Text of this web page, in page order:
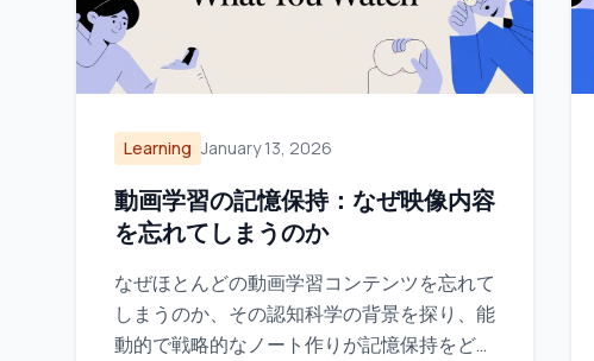
Learning January 13, 2026
動画学習の記憶保持：なぜ映像内容
を忘れてしまうのか
なぜほとんどの動画学習コンテンツを忘れて
しまうのか、その認知科学の背景を探り、能
動的で戦略的なノート作りが記憶保持をどの